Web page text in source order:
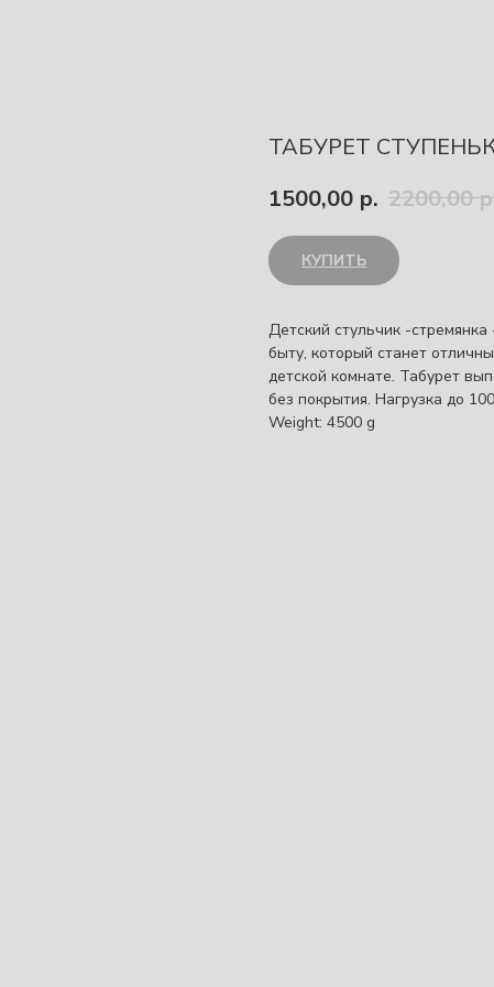
ТАБУРЕТ
1500,00 р. 2200,00
КУПИТЬ
Детский стульчик -
быту, который станет
детской комнате. Табурет
без покрытия. Нагрузка до
Weight: 4500 g